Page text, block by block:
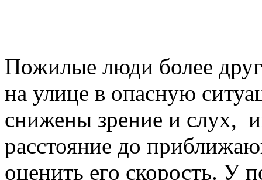
Пожилые люди более
на улице в опасную
снижены зрение и слух,
расстояние до
оценить его скорость. У